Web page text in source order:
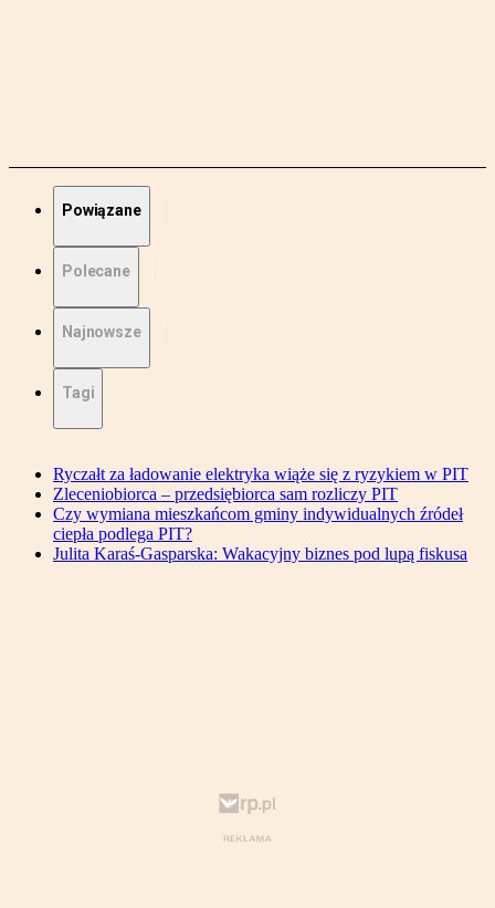
Powiązane
Polecane
Najnowsze
Tagi
Ryczałt za ładowanie elektryka wiąże się z ryzykiem w PIT
Zleceniobiorca – przedsiębiorca sam rozliczy PIT
Czy wymiana mieszkańcom gminy indywidualnych źródeł
ciepła podlega PIT?
Julita Karaś-Gasparska: Wakacyjny biznes pod lupą fiskusa